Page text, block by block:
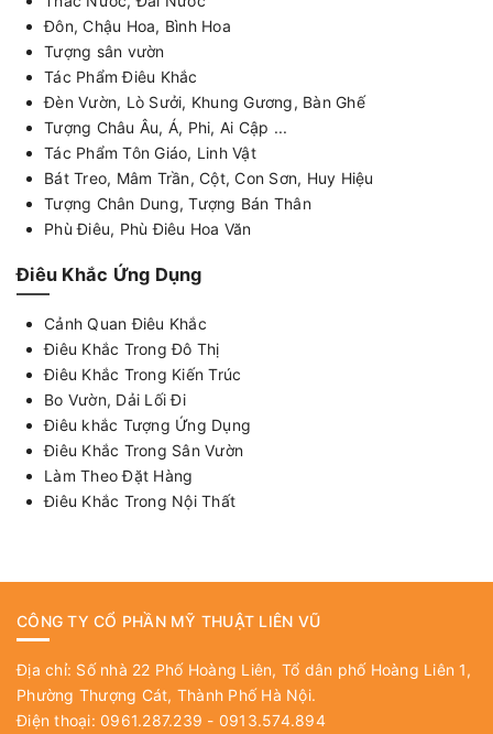
Đôn, Chậu Hoa, Bình Hoa
Tượng sân vườn
Tác Phẩm Điêu Khắc
Đèn Vườn, Lò Sưởi, Khung Gương, Bàn Ghế
Tượng Châu Âu, Á, Phi, Ai Cập ...
Tác Phẩm Tôn Giáo, Linh Vật
Bát Treo, Mâm Trần, Cột, Con Sơn, Huy Hiệu
Tượng Chân Dung, Tượng Bán Thân
Phù Điêu, Phù Điêu Hoa Văn
Điêu Khắc Ứng Dụng
Cảnh Quan Điêu Khắc
Điêu Khắc Trong Đô Thị
Điêu Khắc Trong Kiến Trúc
Bo Vườn, Dải Lối Đi
Điêu khắc Tượng Ứng Dụng
Điêu Khắc Trong Sân Vườn
Làm Theo Đặt Hàng
Điêu Khắc Trong Nội Thất
CÔNG TY CỔ PHẦN MỸ THUẬT LIÊN VŨ
Địa chỉ: Số nhà 22 Phố Hoàng Liên, Tổ dân phố Hoàng Liên 1,
Phường Thượng Cát, Thành Phố Hà Nội.
Điện thoại: 0961.287.239 - 0913.574.894